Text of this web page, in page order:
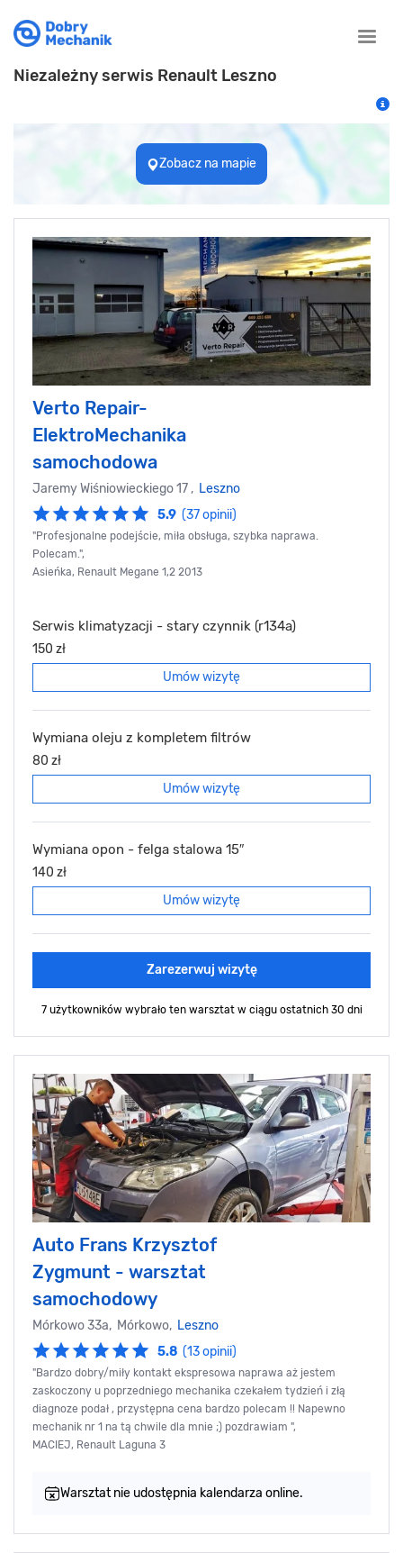
Toggle
Niezależny serwis Renault Leszno
Zobacz na mapie
Verto Repair-
ElektroMechanika
samochodowa
Jaremy Wiśniowieckiego 17 , Leszno
5.9 (37 opinii)
"Profesjonalne podejście, miła obsługa, szybka naprawa.
Polecam.",
Asieńka, Renault Megane 1,2 2013
Serwis klimatyzacji - stary czynnik (r134a)
150 zł
Umów wizytę
Wymiana oleju z kompletem filtrów
80 zł
Umów wizytę
Wymiana opon - felga stalowa 15″
140 zł
Umów wizytę
Zarezerwuj wizytę
7 użytkowników wybrało ten warsztat w ciągu ostatnich 30 dni
Auto Frans Krzysztof
Zygmunt - warsztat
samochodowy
Mórkowo 33a, Mórkowo, Leszno
5.8 (13 opinii)
"Bardzo dobry/miły kontakt ekspresowa naprawa aż jestem
zaskoczony u poprzedniego mechanika czekałem tydzień i złą
diagnoze podał , przystępna cena bardzo polecam !! Napewno
mechanik nr 1 na tą chwile dla mnie ;) pozdrawiam ",
MACIEJ, Renault Laguna 3
Warsztat nie udostępnia kalendarza online.